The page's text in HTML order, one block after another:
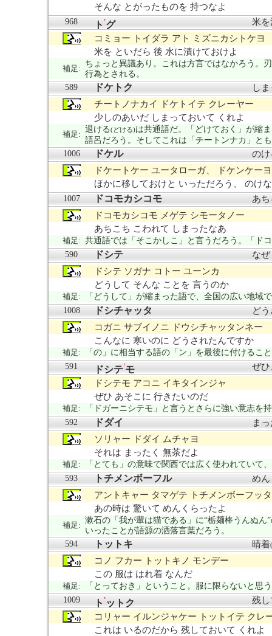
そんな とがったものを 持つなよ
968 ト 'グ
米を
コミョー トイダラ アト ミズニカシトケヨ
米を といだら 後 水に漬けておけよ
補足:
ちょっと異議あり。これは方言ではなかろう。
行為とされる。
589
ドケトク
し
チートノナカイ ドケトイテ クレーヤー
少しのあいだ しまっておいて くれよ
補足:
退ける(どける)は共通語だ。「どけておく」が縮
語呂だろう。そしてこれは「チートンナカ」と
1006
ドケル
のけ
ドケートケー ユータローガ、 ドケンケーヨ
ほかに移しておけと いっただろう、 のけ
1007 ドコモカシコモ
あ
ドコモカシコモ メゲテ シモータノー
あちこち こわれて しまったなあ
補足: 共通語では「そこかしこ」と言うだろう。「ド
590
ドシテ
なぜ
ドシテ ソガナ コトー ユーンカ
どうして そんな ことを 言うのか
補足:
「どうして」が縮まった語で、全国の広い地域
1008
ドシチャッタ
ど
コガニ サブイノニ ドウシチャッタンネー
こんなに 寒いのに どうされたんですか
補足:
「の」に相当する語の「ン」を最後に付けるこ
591
ドシテ'モ
ぜひ
ドシテモ アコニ イキタインジャ
ぜひ あそこに 行きたいのだ
補足:
「ドガーニシテモ」と言うとさらに強い意志を
592
ドダイ
ま
ソリャー ドダイ ムチャヨ
それは まったく 無茶だよ
補足:
「とても」の意味で関西では広く使われていて
593
トチメンボーフル
めん
アントキャー タマゲテ トチメンボーフッ
あの時は 驚いて めんくらったよ
補足:
漱石の「我が輩は猫である」に“栃麺棒うんぬ
いったことが語源の洒落言葉だろう。
594
トットキ 晴着
コノ フカー トットキノ モンデー
この 服は はれ着 なんだ
補足:
「とっておき」ということ。服に限らないと思
1009
ト 'ットク
残し
コリャー イルンジャケー トットイテ クレ
これは いるのだから 残しておいて くれよ